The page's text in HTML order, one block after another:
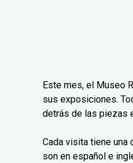
Este mes, el Museo
sus exposiciones.
detrás de las piezas
Cada visita tiene una
son en español e